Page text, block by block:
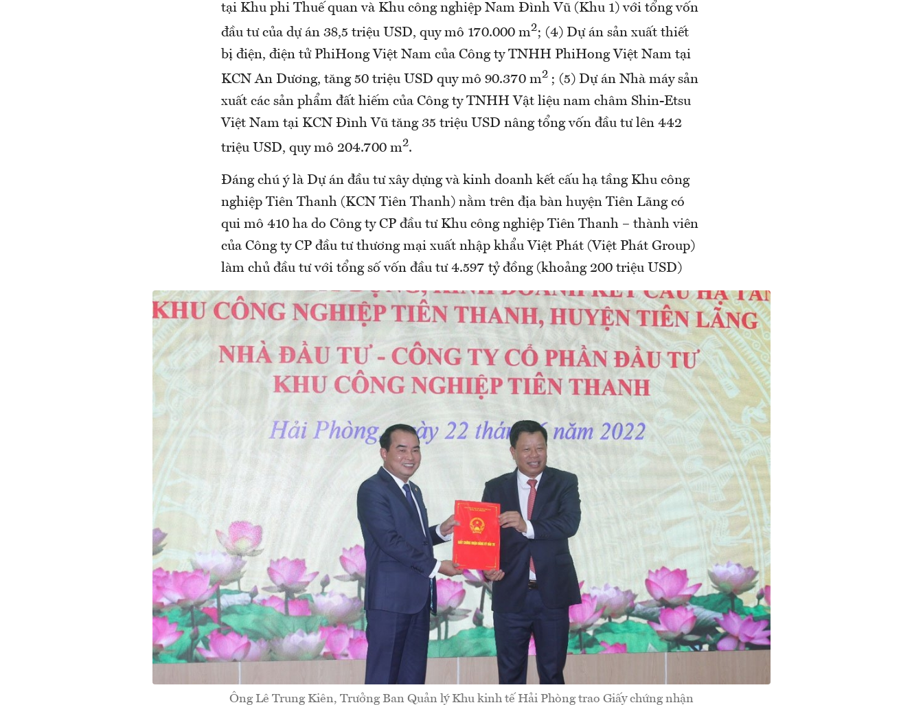
tại Khu phi Thuế quan và Khu công nghiệp Nam Đình Vũ (Khu 1) với tổng vốn
đầu tư của dự án 38,5 triệu USD, quy mô 170.000 m2; (4) Dự án sản xuất thiết
bị điện, điện tử PhiHong Việt Nam của Công ty TNHH PhiHong Việt Nam tại
KCN An Dương, tăng 50 triệu USD quy mô 90.370 m2 ; (5) Dự án Nhà máy sản
xuất các sản phẩm đất hiếm của Công ty TNHH Vật liệu nam châm Shin-Etsu
Việt Nam tại KCN Đình Vũ tăng 35 triệu USD nâng tổng vốn đầu tư lên 442
triệu USD, quy mô 204.700 m2.
Đáng chú ý là Dự án đầu tư xây dựng và kinh doanh kết cấu hạ tầng Khu công
nghiệp Tiên Thanh (KCN Tiên Thanh) nằm trên địa bàn huyện Tiên Lãng có
qui mô 410 ha do Công ty CP đầu tư Khu công nghiệp Tiên Thanh – thành viên
của Công ty CP đầu tư thương mại xuất nhập khẩu Việt Phát (Việt Phát Group)
làm chủ đầu tư với tổng số vốn đầu tư 4.597 tỷ đồng (khoảng 200 triệu USD)
Ông Lê Trung Kiên, Trưởng Ban Quản lý Khu kinh tế Hải Phòng trao Giấy chứng nhận